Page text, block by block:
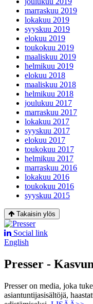
marraskuu 2019
lokakuu 2019
syyskuu 2019
elokuu 2019
toukokuu 2019
maaliskuu 2019
helmikuu 2019
elokuu 2018
maaliskuu 2018
helmikuu 2018
joulukuu 2017
marraskuu 2017
lokakuu 2017
syyskuu 2017
elokuu 2017
toukokuu 2017
helmikuu 2017
marraskuu 2016
lokakuu 2016
toukokuu 2016
syyskuu 2015
Takaisin ylös
Social link
English
Presser -
Presser on media, joka
asiantuntijasisältöjä,